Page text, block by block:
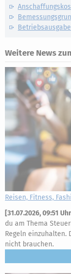
Weitere News
Reisen, Fitness,
[31.07.2026, 09:51 Uhr
du am Thema
Regeln einzuhalten.
nicht brauchen.